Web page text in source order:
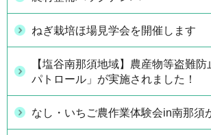
ねぎ栽培ほ場見学会を開催します
【塩谷南那須地域】農産物等盗難
パトロール」が実施されました！
なし・いちご農作業体験会in南那須